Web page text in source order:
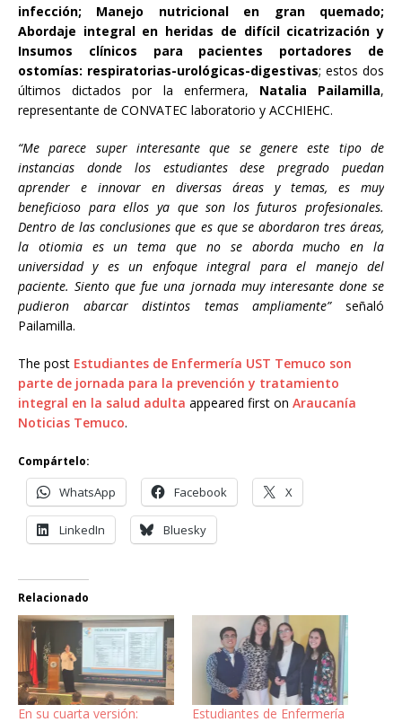
infección; Manejo nutricional en gran quemado;
Abordaje integral en heridas de difícil cicatrización y
Insumos clínicos para pacientes portadores de
ostomías: respiratorias-urológicas-digestivas; estos dos
últimos dictados por la enfermera, Natalia Pailamilla,
representante de CONVATEC laboratorio y ACCHIEHC.
“Me parece super interesante que se genere este tipo de
instancias donde los estudiantes dese pregrado puedan
aprender e innovar en diversas áreas y temas, es muy
beneficioso para ellos ya que son los futuros profesionales.
Dentro de las conclusiones que es que se abordaron tres áreas,
la otiomia es un tema que no se aborda mucho en la
universidad y es un enfoque integral para el manejo del
paciente. Siento que fue una jornada muy interesante done se
pudieron abarcar distintos temas ampliamente” señaló
Pailamilla.
The post Estudiantes de Enfermería UST Temuco son
parte de jornada para la prevención y tratamiento
integral en la salud adulta appeared first on Araucanía
Noticias Temuco.
Compártelo:
WhatsApp Facebook X
LinkedIn Bluesky
Relacionado
En su cuarta versión:
Estudiantes de Enfermería